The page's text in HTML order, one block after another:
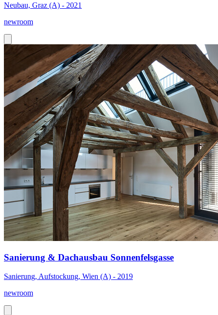
Neubau, Graz (A) - 2021
newroom
Sanierung & Dachausbau Sonnenfelsgasse
Sanierung, Aufstockung, Wien (A) - 2019
newroom